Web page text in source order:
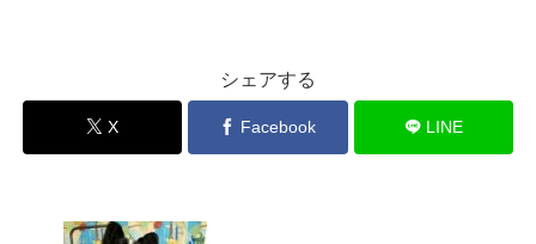
シェアする
X Facebook LINE